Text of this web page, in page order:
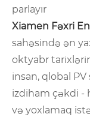
parlayır
Xiamen Fəxri
sahəsində ən
oktyabr
insan, qlobal
izdiham çəkdi -
və yoxlamaq